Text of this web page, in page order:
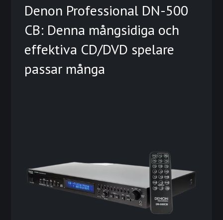
Denon Professional DN-500
CB: Denna mångsidiga och
effektiva CD/DVD spelare
passar många